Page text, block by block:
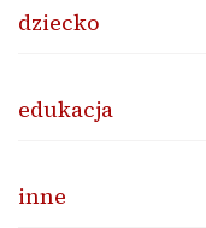
dziecko
edukacja
inne